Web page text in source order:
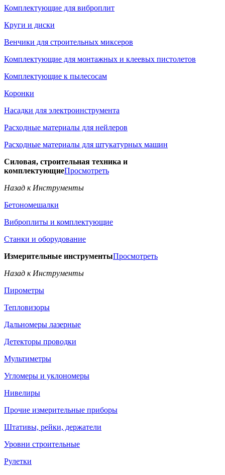
Комплектующие для виброплит
Круги и диски
Венчики для строительных миксеров
Комплектующие для монтажных и клеевых пистолетов
Комплектующие к пылесосам
Коронки
Насадки для электроинструмента
Расходные материалы для нейлеров
Расходные материалы для штукатурных машин
Силовая, строительная техника и
комплектующиеПросмотреть
Назад к Инструменты
Бетономешалки
Виброплиты и комплектующие
Станки и оборудование
Измерительные инструментыПросмотреть
Назад к Инструменты
Пирометры
Тепловизоры
Дальномеры лазерные
Детекторы проводки
Мультиметры
Угломеры и уклономеры
Нивелиры
Прочие измерительные приборы
Штативы, рейки, держатели
Уровни строительные
Рулетки